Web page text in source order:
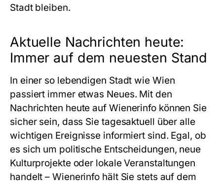
Stadt bleiben.
Aktuelle Nachrichten heute:
Immer auf dem neuesten Stand
In einer so lebendigen Stadt wie Wien
passiert immer etwas Neues. Mit den
Nachrichten heute auf Wienerinfo können Sie
sicher sein, dass Sie tagesaktuell über alle
wichtigen Ereignisse informiert sind. Egal, ob
es sich um politische Entscheidungen, neue
Kulturprojekte oder lokale Veranstaltungen
handelt – Wienerinfo hält Sie stets auf dem